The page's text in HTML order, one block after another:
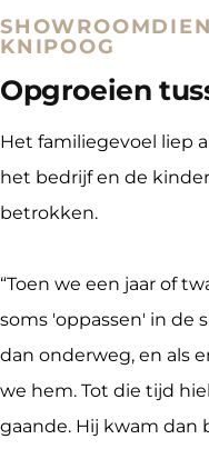
KNIPOOG
Opgroeien
Het familiegevoel liep
het bedrijf en de
betrokken.
“Toen we een jaar of
soms 'oppassen' in de
dan onderweg, en als
we hem. Tot die tijd
gaande. Hij kwam dan